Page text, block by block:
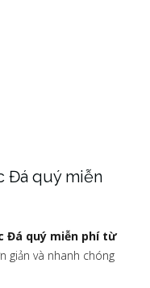
Đá quý miễn
Đá quý miễn phí từ
giản và nhanh chóng